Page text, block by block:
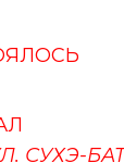
СУХЭ-